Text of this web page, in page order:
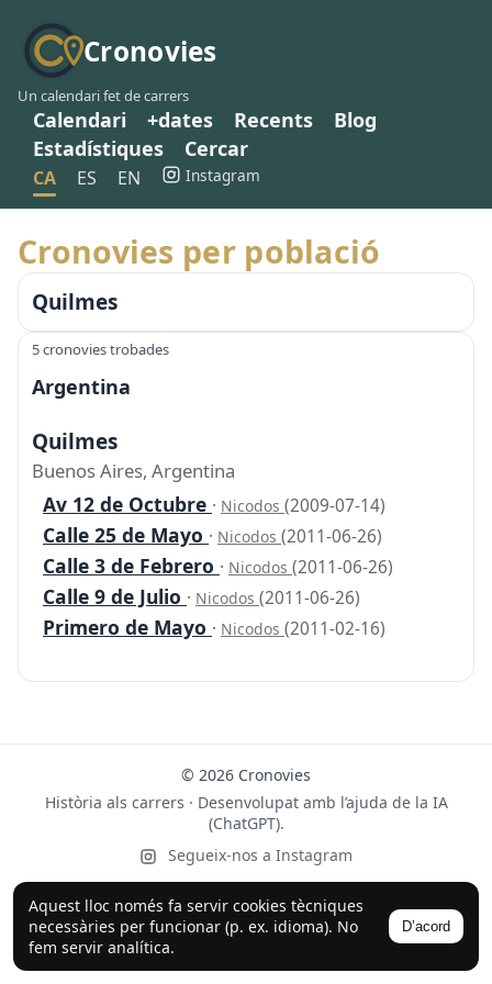
Cronovies
Un calendari fet de carrers
Calendari +dates Recents
Blog
Estadístiques
Cercar
CA ES EN Instagram
Aquest lloc només fa servir cookies tècniques
necessàries per funcionar (p. ex. idioma). No
fem servir analítica.
D’acord
Cronovies per població
Quilmes
5 cronovies trobades
Argentina
Quilmes
Buenos Aires, Argentina
Av 12 de Octubre · Nicodos (2009-07-14)
Calle 25 de Mayo · Nicodos (2011-06-26)
Calle 3 de Febrero · Nicodos (2011-06-26)
Calle 9 de Julio · Nicodos (2011-06-26)
Primero de Mayo · Nicodos (2011-02-16)
© 2026 Cronovies
Història als carrers · Desenvolupat amb l’ajuda de la IA
(ChatGPT).
Segueix-nos a Instagram